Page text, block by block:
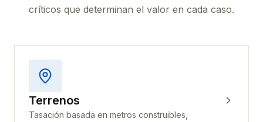
críticos que determinan el valor en cada caso.
Terrenos
Tasación basada en metros construibles,